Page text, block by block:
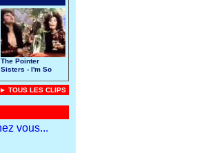
The Pointer
Sisters - I'm So
► TOUS LES CLIPS